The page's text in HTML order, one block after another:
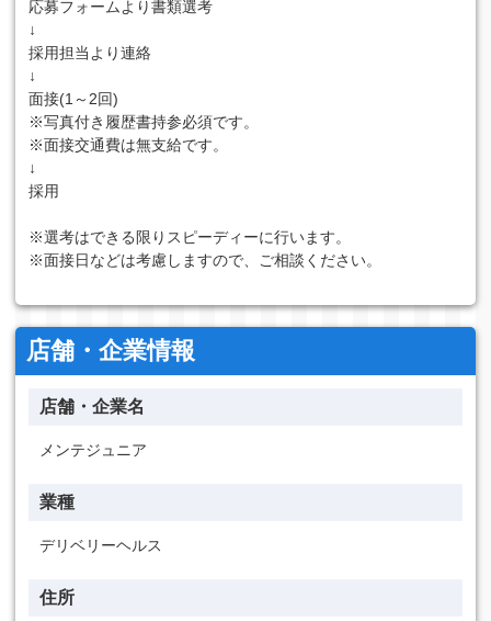
応募フォームより書類選考
↓
採用担当より連絡
↓
面接(1～2回)
※写真付き履歴書持参必須です。
※面接交通費は無支給です。
↓
採用
※選考はできる限りスピーディーに行います。
※面接日などは考慮しますので、ご相談ください。
店舗・企業情報
店舗・企業名
メンテジュニア
業種
デリベリーヘルス
住所